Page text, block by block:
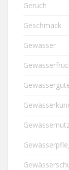
Geruch
Geschmack
Gewässer